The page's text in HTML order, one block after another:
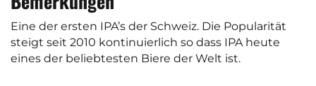
Eine der ersten IPA’s der Schweiz. Die Popularität
steigt seit 2010 kontinuierlich so dass IPA heute
eines der beliebtesten Biere der Welt ist.